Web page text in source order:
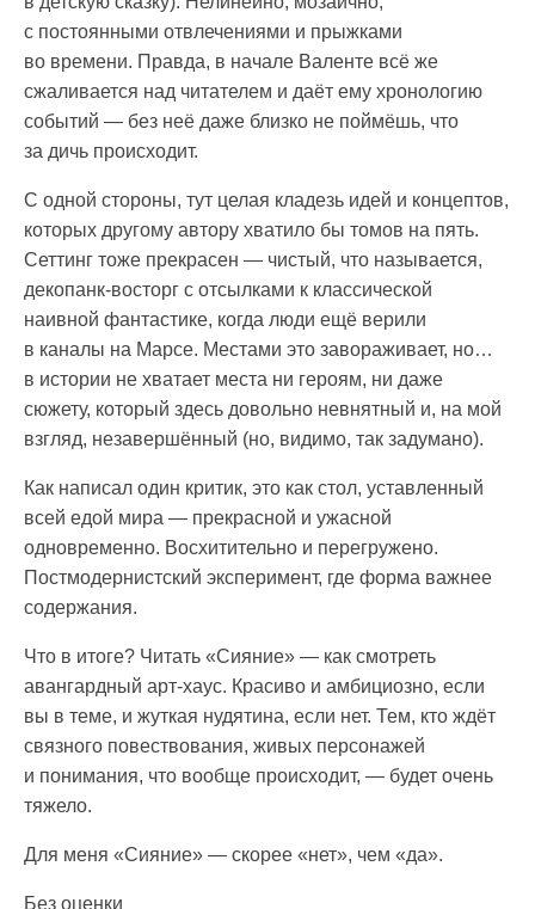
с постоянными отвлечениями и прыжками
во времени. Правда, в начале Валенте всё же
сжаливается над читателем и даёт ему хронологию
событий — без неё даже близко не поймёшь, что
за дичь происходит.
С одной стороны, тут целая кладезь идей и концептов,
которых другому автору хватило бы томов на пять.
Сеттинг тоже прекрасен — чистый, что называется,
декопанк-восторг с отсылками к классической
наивной фантастике, когда люди ещё верили
в каналы на Марсе. Местами это завораживает, но…
в истории не хватает места ни героям, ни даже
сюжету, который здесь довольно невнятный и, на мой
взгляд, незавершённый (но, видимо, так задумано).
Как написал один критик, это как стол, уставленный
всей едой мира — прекрасной и ужасной
одновременно. Восхитительно и перегружено.
Постмодернистский эксперимент, где форма важнее
содержания.
Что в итоге? Читать «Сияние» — как смотреть
авангардный арт-хаус. Красиво и амбициозно, если
вы в теме, и жуткая нудятина, если нет. Тем, кто ждёт
связного повествования, живых персонажей
и понимания, что вообще происходит, — будет очень
тяжело.
Для меня «Сияние» — скорее «нет», чем «да».
Без оценки